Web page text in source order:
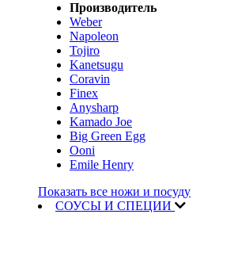
Производитель
Weber
Napoleon
Tojiro
Kanetsugu
Coravin
Finex
Anysharp
Kamado Joe
Big Green Egg
Ooni
Emile Henry
Показать все ножи и посуду
СОУСЫ И СПЕЦИИ